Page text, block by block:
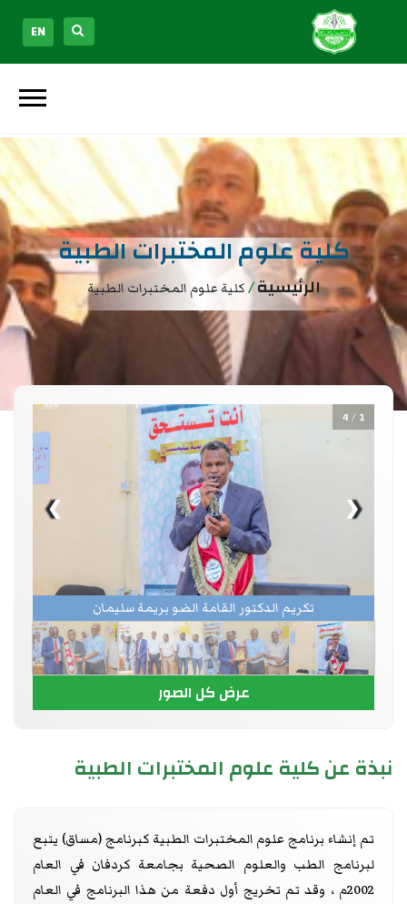
EN
كلية علوم المختبرات الطبية
الرئيسية/كلية علوم المختبرات الطبية
1 / 4
❮
❯
تكريم الدكتور القامة الضو بريمة سليمان
عرض كل الصور
نبذة عن كلية علوم المختبرات الطبية
تم إنشاء برنامج علوم المختبرات الطبية كبرنامج (مساق) يتبع
لبرنامج الطب والعلوم الصحية بجامعة كردفان في العام
2002م ، وقد تم تخريج أول دفعة من هذا البرنامج في العام